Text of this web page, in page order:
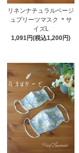
リネンナチュラルベージ
ュプリーツマスク ＊サ
イズL
1,091円(税込1,200円)